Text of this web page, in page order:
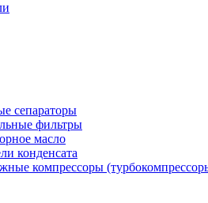
сепараторы
фильтры
масло
конденсата
компрессоры